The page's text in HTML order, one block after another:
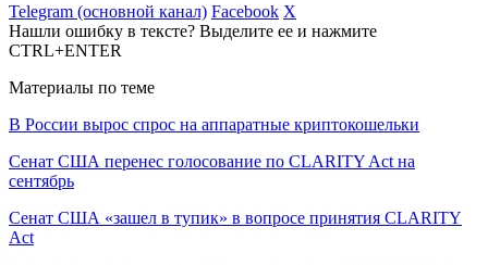
Telegram (основной канал) Facebook X
Нашли ошибку в тексте? Выделите ее и нажмите
CTRL+ENTER
Материалы по теме
В России вырос спрос на аппаратные криптокошельки
Сенат США перенес голосование по CLARITY Act на
сентябрь
Сенат США «зашел в тупик» в вопросе принятия CLARITY
Act